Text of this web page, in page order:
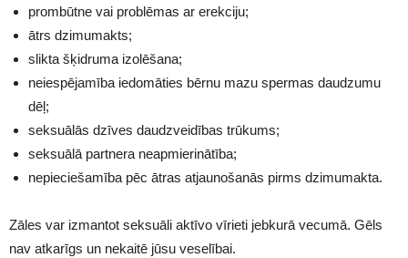
prombūtne vai problēmas ar erekciju;
ātrs dzimumakts;
slikta šķidruma izolēšana;
neiespējamība iedomāties bērnu mazu spermas daudzumu
dēļ;
seksuālās dzīves daudzveidības trūkums;
seksuālā partnera neapmierinātība;
nepieciešamība pēc ātras atjaunošanās pirms dzimumakta.
Zāles var izmantot seksuāli aktīvo vīrieti jebkurā vecumā. Gēls
nav atkarīgs un nekaitē jūsu veselībai.